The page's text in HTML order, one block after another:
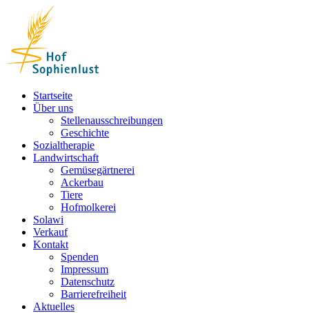
content
Startseite
Über uns
Stellenausschreibungen
Geschichte
Sozialtherapie
Landwirtschaft
Gemüsegärtnerei
Ackerbau
Tiere
Hofmolkerei
Solawi
Verkauf
Kontakt
Spenden
Impressum
Datenschutz
Barrierefreiheit
Aktuelles